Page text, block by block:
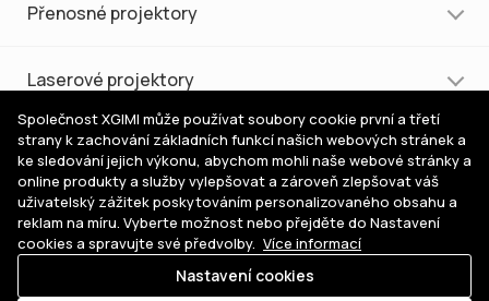
Přenosné projektory
Laserové projektory
Nákup a podpora
Pomoc s výběrem
Společnost XGIMI může používat soubory cookie první a třetí
strany k zachování základních funkcí našich webových stránek a
ke sledování jejich výkonu, abychom mohli naše webové stránky a
online produkty a služby vylepšovat a zároveň zlepšovat váš
uživatelský zážitek poskytováním personalizovaného obsahu a
reklam na míru. Vyberte možnost nebo přejděte do Nastavení
cookies a spravujte své předvolby. Více informací
Nastavení cookies